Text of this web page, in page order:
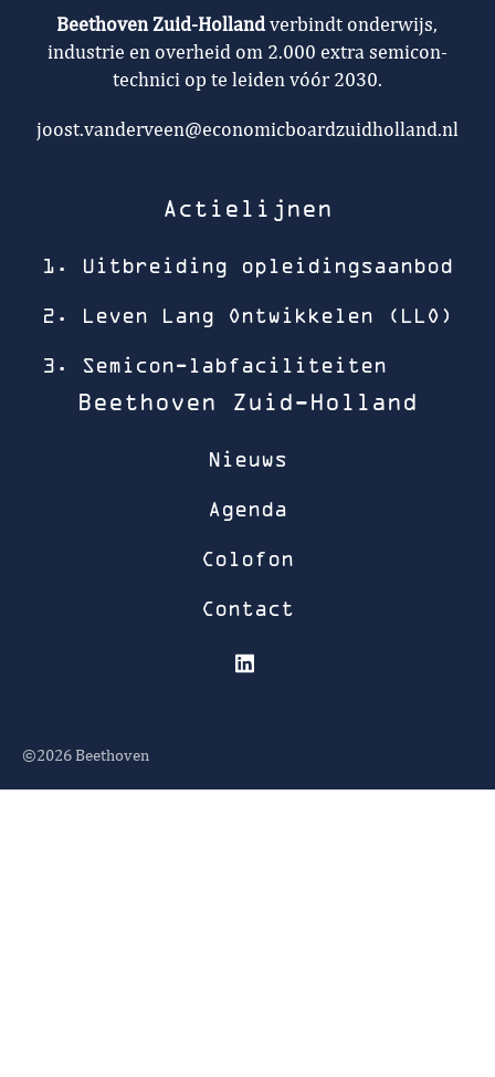
Beethoven Zuid-Hollandverbindt onderwijs,
industrie en overheid om 2.000 extra semicon-
technici op te leiden vóór 2030.
joost.vanderveen@economicboardzuidholland.nl
Actielijnen
1. Uitbreiding opleidingsaanbod
2. Leven Lang Ontwikkelen (LLO)
3. Semicon-labfaciliteiten
Beethoven Zuid-Holland
Nieuws
Agenda
Colofon
Contact
©2026 Beethoven